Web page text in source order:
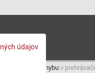
údajov
Nahláste nám chybu v